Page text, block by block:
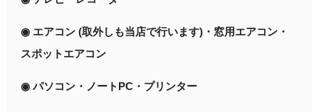
◉ エアコン (取外しも当店で行います)・窓用エアコン・
スポットエアコン
◉ パソコン・ノートPC・プリンター